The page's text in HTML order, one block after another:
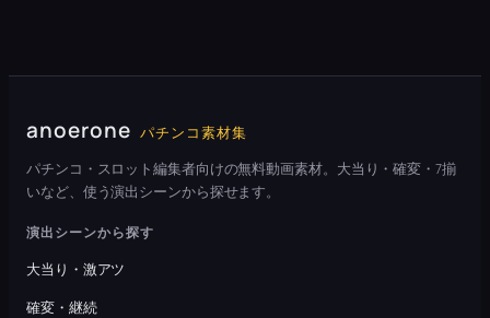
anoerone パチンコ素材集
パチンコ・スロット編集者向けの無料動画素材。大当り・確変・7揃
いなど、使う演出シーンから探せます。
演出シーンから探す
大当り・激アツ
確変・継続